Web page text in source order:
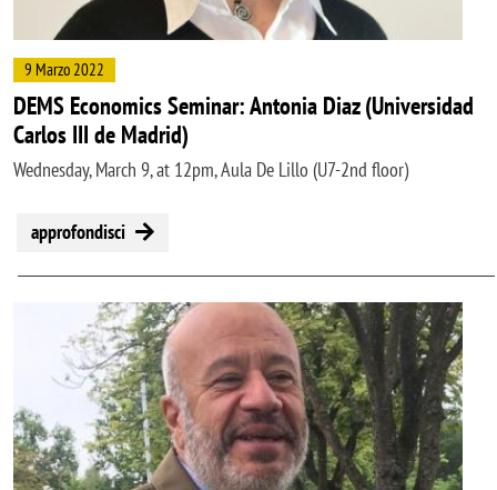
9 Marzo 2022
DEMS Economics Seminar: Antonia Diaz (Universidad
Carlos III de Madrid)
Wednesday, March 9, at 12pm, Aula De Lillo (U7-2nd floor)
approfondisci